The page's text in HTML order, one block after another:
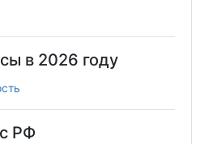
в 2026 году
РФ